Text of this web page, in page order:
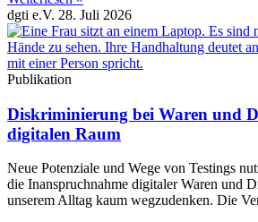
dgti e.V. 28. Juli 2026
Publikation
Diskriminierung bei Waren und
digitalen Raum
Neue Potenziale und Wege von Testings
die Inanspruchnahme digitaler Waren und
unserem Alltag kaum wegzudenken. Die